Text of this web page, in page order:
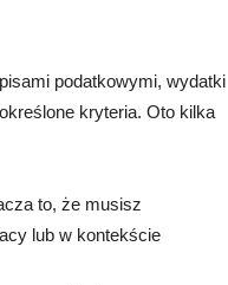
podatkowymi, wydatki
kryteria. Oto kilka
to, że musisz
lub w kontekście